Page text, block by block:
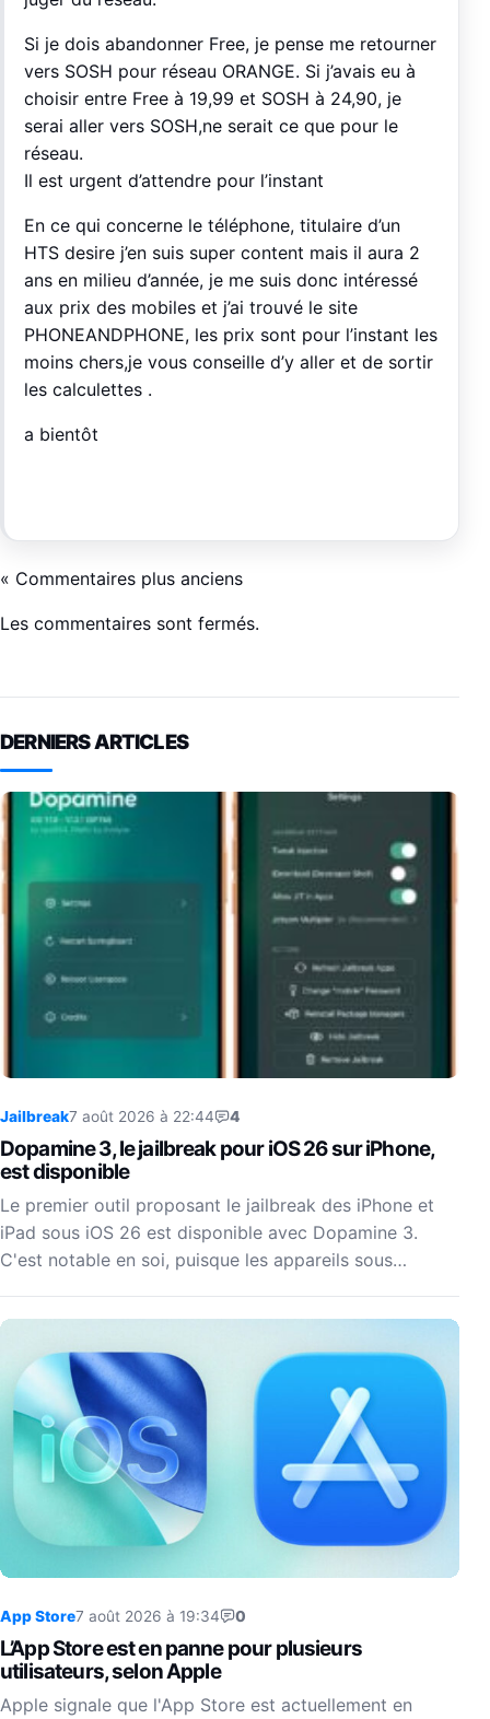
Si je dois abandonner Free, je pense me retourner
vers SOSH pour réseau ORANGE. Si j’avais eu à
choisir entre Free à 19,99 et SOSH à 24,90, je
serai aller vers SOSH,ne serait ce que pour le
réseau.
Il est urgent d’attendre pour l’instant
En ce qui concerne le téléphone, titulaire d’un
HTS desire j’en suis super content mais il aura 2
ans en milieu d’année, je me suis donc intéressé
aux prix des mobiles et j’ai trouvé le site
PHONEANDPHONE, les prix sont pour l’instant les
moins chers,je vous conseille d’y aller et de sortir
les calculettes .
a bientôt
« Commentaires plus anciens
Les commentaires sont fermés.
DERNIERS ARTICLES
Jailbreak7 août 2026 à 22:44 4
Dopamine 3, le jailbreak pour iOS 26 sur iPhone,
est disponible
Le premier outil proposant le jailbreak des iPhone et
iPad sous iOS 26 est disponible avec Dopamine 3.
C'est notable en soi, puisque les appareils sous…
App Store7 août 2026 à 19:34 0
L’App Store est en panne pour plusieurs
utilisateurs, selon Apple
Apple signale que l'App Store est actuellement en